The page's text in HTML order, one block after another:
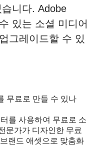
니다. Adobe
있는 소셜 미디어
그레이드할 수 있
무료로 만들 수 있나
를 사용하여 무료로 소
문가가 디자인한 무료
랜드 애셋으로 맞춤화